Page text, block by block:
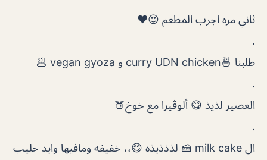
ثاني مره اجرب المطعم 😍❤️
.
طلبنا 🍜curry UDN chicken و vegan gyoza 🥟
.
العصير لذيذ 😋 ألوڤيرا مع خوخ🍑
.
ال milk cake 🍰 لذذذيذه 😋،، خفيفه ومافيها وايد حليب